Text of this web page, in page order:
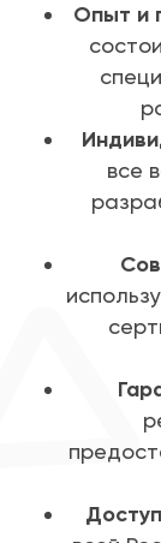
Опыт и
все